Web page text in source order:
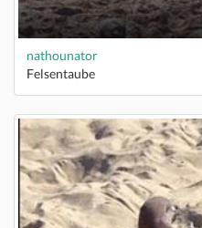
nathounator
Felsentaube